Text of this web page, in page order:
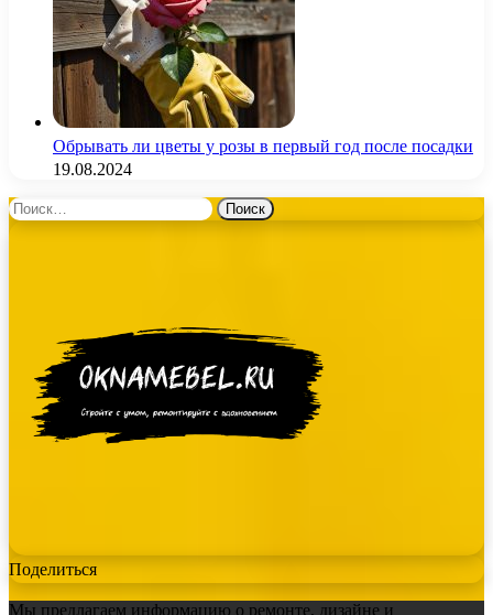
Обрывать ли цветы у розы в первый год после посадки
19.08.2024
Найти:
Поделиться
Мы предлагаем информацию о ремонте, дизайне и